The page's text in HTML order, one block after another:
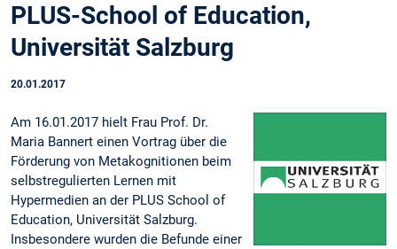
PLUS-School of Education,
Universität Salzburg
20.01.2017
Am 16.01.2017 hielt Frau Prof. Dr.
Maria Bannert einen Vortrag über die
Förderung von Metakognitionen beim
selbstregulierten Lernen mit
Hypermedien an der PLUS School of
Education, Universität Salzburg.
Insbesondere wurden die Befunde einer